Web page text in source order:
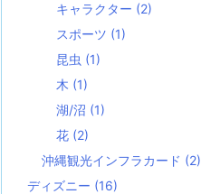
キャラクター (2)
スポーツ (1)
昆虫 (1)
木 (1)
湖/沼 (1)
花 (2)
沖縄観光インフラカード (2)
ディズニー (16)